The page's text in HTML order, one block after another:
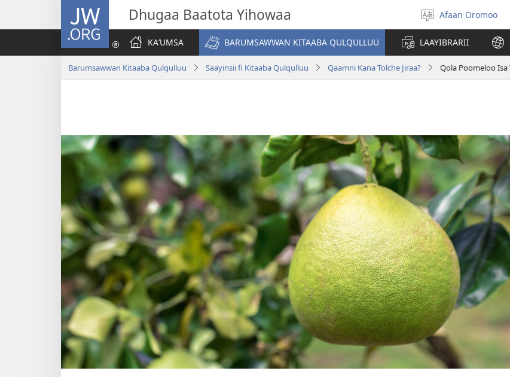
JW.ORG Dhugaa Baatota Yihowaa
Afaan
filadhu
Afaan Oromoo
KAʼUMSA
BARUMSAWWAN KITAABA QULQULLUU LAAYIBRARII
Barumsawwan Kitaaba Qulqulluu Saayinsii fi Kitaaba Qulqulluu Qaamni Kana Tolche Jiraa?